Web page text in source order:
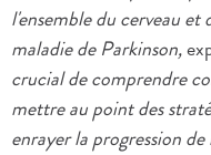
l'ensemble du cerveau
maladie de Parkinson,
crucial de comprendre
mettre au point des
enrayer la progression de